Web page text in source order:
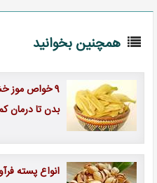
همچنین بخوانید
9 خواص موز
بدن تا درمان
انواع پسته